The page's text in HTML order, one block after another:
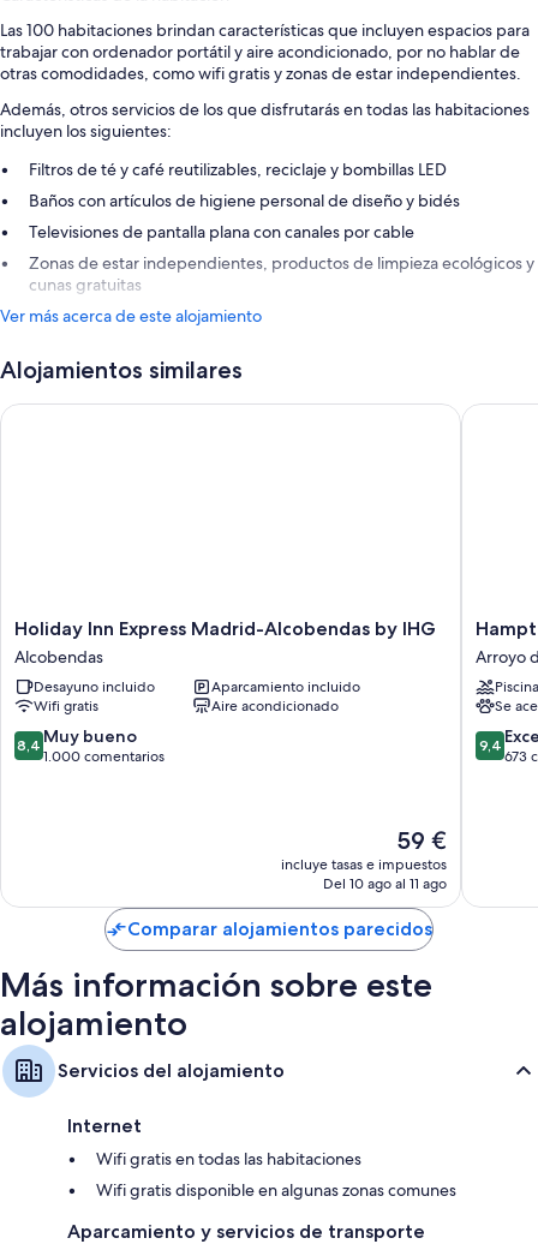
Las 100 habitaciones brindan características que incluyen espacios para
trabajar con ordenador portátil y aire acondicionado, por no hablar de
otras comodidades, como wifi gratis y zonas de estar independientes.
Además, otros servicios de los que disfrutarás en todas las habitaciones
incluyen los siguientes:
Filtros de té y café reutilizables, reciclaje y bombillas LED
Baños con artículos de higiene personal de diseño y bidés
Televisiones de pantalla plana con canales por cable
Zonas de estar independientes, productos de limpieza ecológicos y
cunas gratuitas
Ver más acerca de este alojamiento
Alojamientos similares
Holiday
Inn
Express
Madrid-
Alcobendas
by
IHG
Holiday Inn Express Madrid-Alcobendas by IHG
Alcobendas
Desayuno incluido
Aparcamiento incluido
Wifi gratis
Aire acondicionado
8.4
sobre
8,4 Muy bueno
1.000 comentarios
El
precio
actual
de
59 €
59 €
incluye tasas e impuestos
Del 10 ago al 11 ago
Holiday Inn Express Madrid-Alcobendas by IHG
by
Hilton
Madrid
Arroyo
de
Arroyo
Piscina
Se
9.4
sobre
9,4
673
Comparar alojamientos parecidos
Más información sobre este
alojamiento
Servicios del alojamiento
Internet
Wifi gratis en todas las habitaciones
Wifi gratis disponible en algunas zonas comunes
Aparcamiento y servicios de transporte